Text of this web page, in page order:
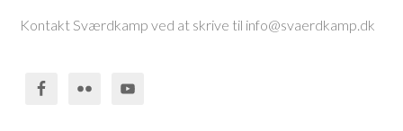
Kontakt Sværdkamp ved at skrive til info@svaerdkamp.dk